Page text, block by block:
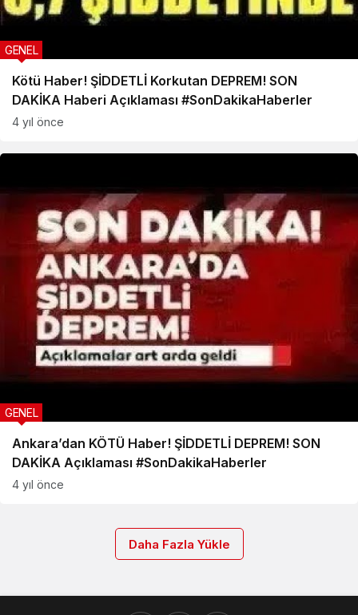
Kötü Haber! ŞİDDETLİ Korkutan DEPREM! SON
DAKİKA Haberi Açıklaması #SonDakikaHaberler
GENEL
4 yıl önce
Ankara’dan KÖTÜ Haber! ŞİDDETLİ DEPREM! SON
DAKİKA Açıklaması #SonDakikaHaberler
GENEL
4 yıl önce
Daha Fazla Yükle